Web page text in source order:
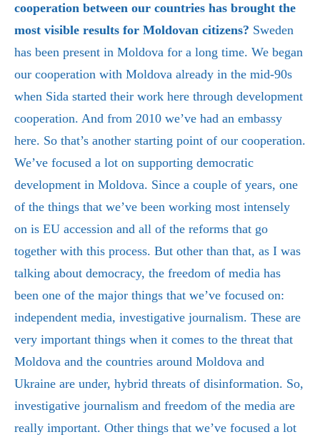
cooperation between our countries has brought the
most visible results for Moldovan citizens? Sweden
has been present in Moldova for a long time. We began
our cooperation with Moldova already in the mid-90s
when Sida started their work here through development
cooperation. And from 2010 we’ve had an embassy
here. So that’s another starting point of our cooperation.
We’ve focused a lot on supporting democratic
development in Moldova. Since a couple of years, one
of the things that we’ve been working most intensely
on is EU accession and all of the reforms that go
together with this process. But other than that, as I was
talking about democracy, the freedom of media has
been one of the major things that we’ve focused on:
independent media, investigative journalism. These are
very important things when it comes to the threat that
Moldova and the countries around Moldova and
Ukraine are under, hybrid threats of disinformation. So,
investigative journalism and freedom of the media are
really important. Other things that we’ve focused a lot